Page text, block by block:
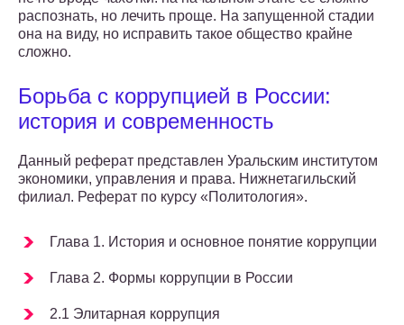
распознать, но лечить проще. На запущенной стадии
она на виду, но исправить такое общество крайне
сложно.
Борьба с коррупцией в России:
история и современность
Данный реферат представлен Уральским институтом
экономики, управления и права. Нижнетагильский
филиал. Реферат по курсу «Политология».
Глава 1. История и основное понятие коррупции
Глава 2. Формы коррупции в России
2.1 Элитарная коррупция